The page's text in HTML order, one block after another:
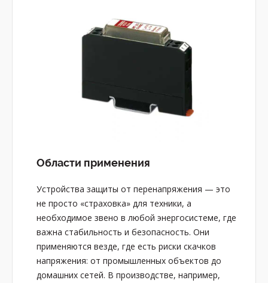
Области применения
Устройства защиты от перенапряжения — это
не просто «страховка» для техники, а
необходимое звено в любой энергосистеме, где
важна стабильность и безопасность. Они
применяются везде, где есть риски скачков
напряжения: от промышленных объектов до
домашних сетей. В производстве, например,